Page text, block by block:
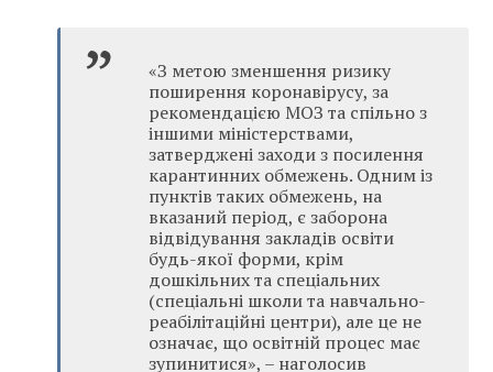
«З метою зменшення ризику
поширення коронавірусу, за
рекомендацією МОЗ та спільно з
іншими міністерствами,
затверджені заходи з посилення
карантинних обмежень. Одним із
пунктів таких обмежень, на
вказаний період, є заборона
відвідування закладів освіти
будь-якої форми, крім
дошкільних та спеціальних
(спеціальні школи та навчально-
реабілітаційні центри), але це не
означає, що освітній процес має
зупинитися», – наголосив